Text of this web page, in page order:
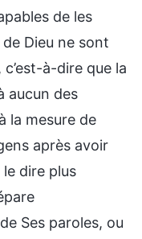
de les
Dieu ne sont
à-dire que la
aucun des
la mesure de
après avoir
le dire plus
Ses paroles, ou